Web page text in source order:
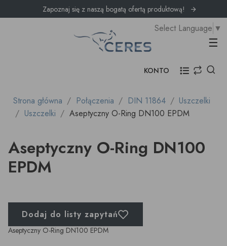
Zapoznaj się z naszą bogatą ofertą produktową!
☰
Select Language ▼
KONTO
Strona główna Połączenia DIN 11864
Uszczelki
Uszczelki
Aseptyczny O-Ring DN100 EPDM
Aseptyczny O-Ring DN100
EPDM
Dodaj do listy zapytań
Aseptyczny O-Ring DN100 EPDM